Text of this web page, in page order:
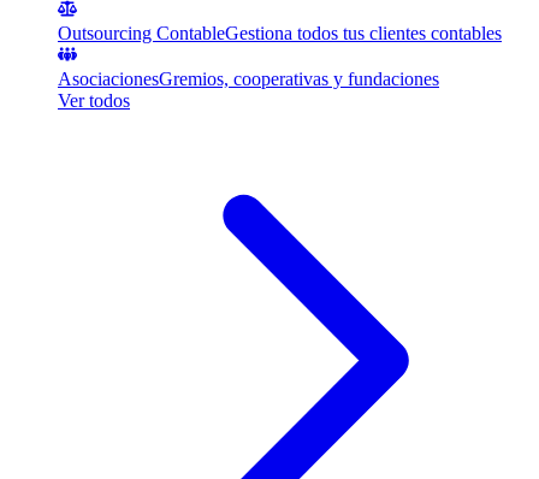
Outsourcing ContableGestiona todos tus clientes contables
AsociacionesGremios, cooperativas y fundaciones
Ver todos